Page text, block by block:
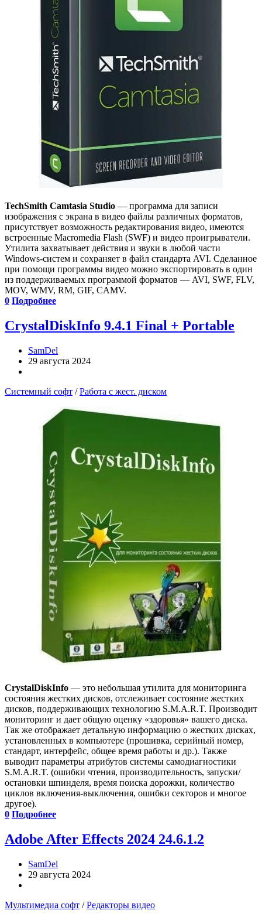
TechSmith Camtasia Studio — программа для записи
изображения с экрана в видео файлы различных форматов,
присутствует возможность редактирования видео, имеются
встроенные Macromedia Flash (SWF) и видео проигрыватели.
Утилита захватывает действия и звуки в любой части
Windows-систем и сохраняет в файл стандарта AVI. Сделанное
при помощи программы видео можно экспортировать в один
из поддерживаемых программой форматов — AVI, SWF, FLV,
MOV, WMV, RM, GIF, CAMV.
0 Подробнее
CrystalDiskInfo 9.4.1 Final + Portable
SamDel
29 августа 2024
Системный софт /Работа с жест. диском
CrystalDiskInfo — это небольшая утилита для мониторинга
состояния жестких дисков, отслеживает состояние жестких
дисков, поддерживающих технологию S.M.A.R.T. Производит
мониторинг и дает общую оценку «здоровья» вашего диска.
Так же отображает детальную информацию о жестких дисках,
установленных в компьютере (прошивка, серийный номер,
стандарт, интерфейс, общее время работы и др.). Также
выводит параметры атрибутов системы самодиагностики
S.M.A.R.T. (ошибки чтения, производительность, запуски/
остановки шпинделя, время поиска дорожки, количество
циклов включения-выключения, ошибки секторов и многое
другое).
0 Подробнее
Adobe After Effects 2024 24.6.1.2
SamDel
29 августа 2024
Мультимедиа софт /Редакторы видео